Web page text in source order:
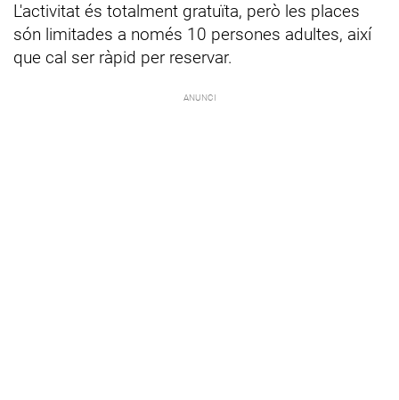
L'activitat és totalment gratuïta, però les places
són limitades a només 10 persones adultes, així
que cal ser ràpid per reservar.